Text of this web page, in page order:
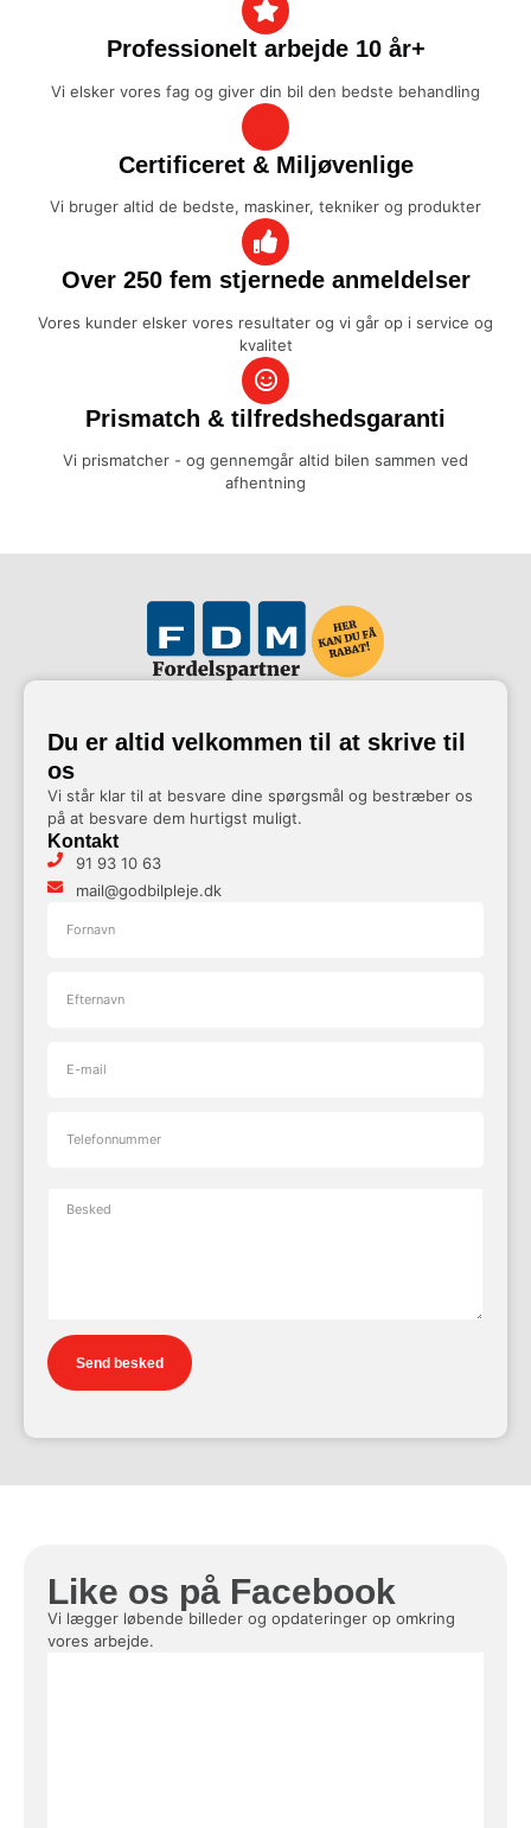
Professionelt arbejde 10 år+
Vi elsker vores fag og giver din bil den bedste behandling
Certificeret & Miljøvenlige
Vi bruger altid de bedste, maskiner, tekniker og produkter
Over 250 fem stjernede anmeldelser
Vores kunder elsker vores resultater og vi går op i service og
kvalitet
Prismatch & tilfredshedsgaranti
Vi prismatcher - og gennemgår altid bilen sammen ved
afhentning
Du er altid velkommen til at skrive til
os
Vi står klar til at besvare dine spørgsmål og bestræber os
på at besvare dem hurtigst muligt.
Kontakt
91 93 10 63
mail@godbilpleje.dk
Send besked
Like os på Facebook
Vi lægger løbende billeder og opdateringer op omkring
vores arbejde.